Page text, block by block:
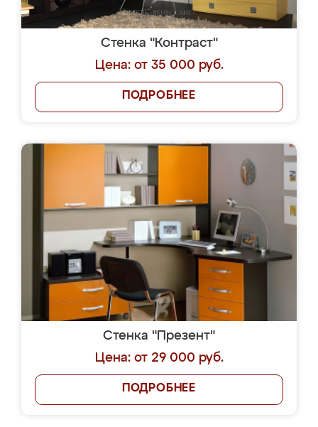
Стенка "Контраст"
Цена: от 35 000 руб.
ПОДРОБНЕЕ
Стенка "Презент"
Цена: от 29 000 руб.
ПОДРОБНЕЕ